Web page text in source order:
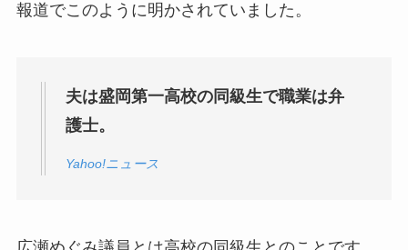
報道でこのように明かされていました。
夫は盛岡第一高校の同級生で職業は弁
護士。
Yahoo!ニュース